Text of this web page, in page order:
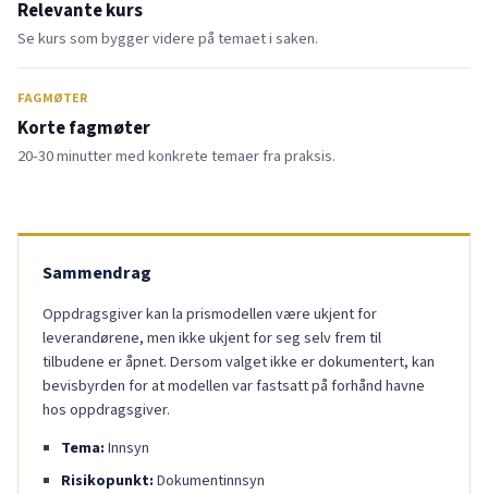
Relevante kurs
Se kurs som bygger videre på temaet i saken.
FAGMØTER
Korte fagmøter
20-30 minutter med konkrete temaer fra praksis.
Sammendrag
Oppdragsgiver kan la prismodellen være ukjent for
leverandørene, men ikke ukjent for seg selv frem til
tilbudene er åpnet. Dersom valget ikke er dokumentert, kan
bevisbyrden for at modellen var fastsatt på forhånd havne
hos oppdragsgiver.
Tema: Innsyn
Risikopunkt: Dokumentinnsyn